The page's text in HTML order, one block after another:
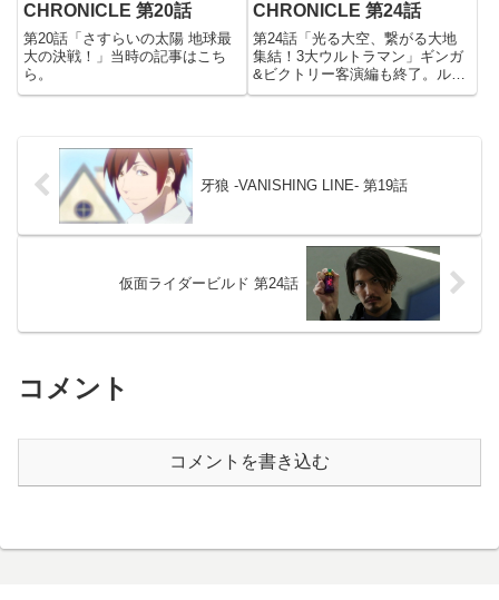
CHRONICLE 第20話
第20話「さすらいの太陽 地球最
大の決戦！」当時の記事はこち
ら。
CHRONICLE 第24話
第24話「光る大空、繋がる大地
集結！3大ウルトラマン」ギンガ
&ビクトリー客演編も終了。ルー
ブのCMも本編の映像に変わり、
牙狼 -VANISHING LINE- 第19話
仮面ライダービルド 第24話
コメント
コメントを書き込む